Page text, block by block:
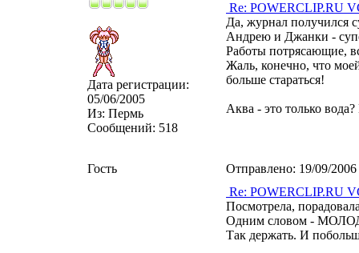
Дата регистрации:
05/06/2005
Из: Пермь
Сообщений: 518
Re: POWERCLIP.RU
Да, журнал получился
Андрею и Джанки -
Работы потрясающие,
Жаль, конечно, что
больше стараться!
Аква - это только
Гость Отправлено: 19/09/
Re: POWERCLIP.RU
Посмотрела,
Одним словом -
Так держать. И